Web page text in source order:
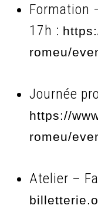
Formation
17h :
romeu/
Journée
https://
romeu/
Atelier –